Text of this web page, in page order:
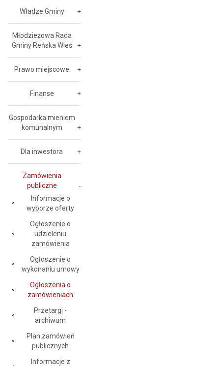
Władze Gminy
Młodzieżowa Rada
Gminy Reńska Wieś
Prawo miejscowe
Finanse
Gospodarka mieniem
komunalnym
Dla inwestora
Zamówienia
publiczne
Informacje o
wyborze oferty
Ogłoszenie o
udzieleniu
zamówienia
Ogłoszenie o
wykonaniu umowy
Ogłoszenia o
zamówieniach
Przetargi -
archiwum
Plan zamówień
publicznych
Informacje z